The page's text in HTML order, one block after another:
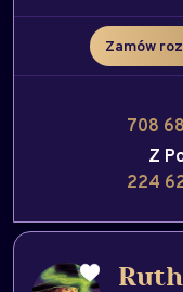
Zamów
708
Z
224
Ruth